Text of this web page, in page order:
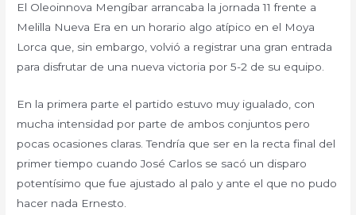
El Oleoinnova Mengíbar arrancaba la jornada 11 frente a
Melilla Nueva Era en un horario algo atípico en el Moya
Lorca que, sin embargo, volvió a registrar una gran entrada
para disfrutar de una nueva victoria por 5-2 de su equipo.
En la primera parte el partido estuvo muy igualado, con
mucha intensidad por parte de ambos conjuntos pero
pocas ocasiones claras. Tendría que ser en la recta final del
primer tiempo cuando José Carlos se sacó un disparo
potentísimo que fue ajustado al palo y ante el que no pudo
hacer nada Ernesto.